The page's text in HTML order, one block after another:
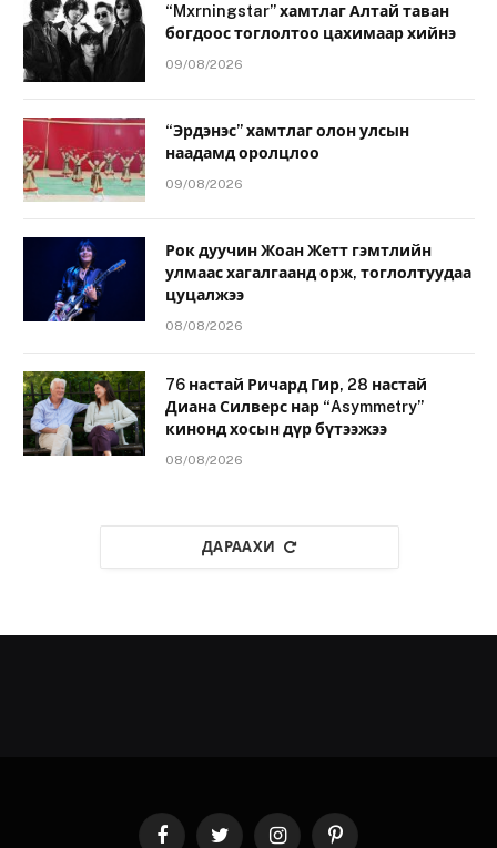
“Mxrningstar” хамтлаг Алтай таван
богдоос тоглолтоо цахимаар хийнэ
09/08/2026
“Эрдэнэс” хамтлаг олон улсын
наадамд оролцлоо
09/08/2026
Рок дуучин Жоан Жетт гэмтлийн
улмаас хагалгаанд орж, тоглолтуудаа
цуцалжээ
08/08/2026
76 настай Ричард Гир, 28 настай
Диана Силверс нар “Asymmetry”
кинонд хосын дүр бүтээжээ
08/08/2026
ДАРААХИ
FacebookTwitter InstagramPinterest